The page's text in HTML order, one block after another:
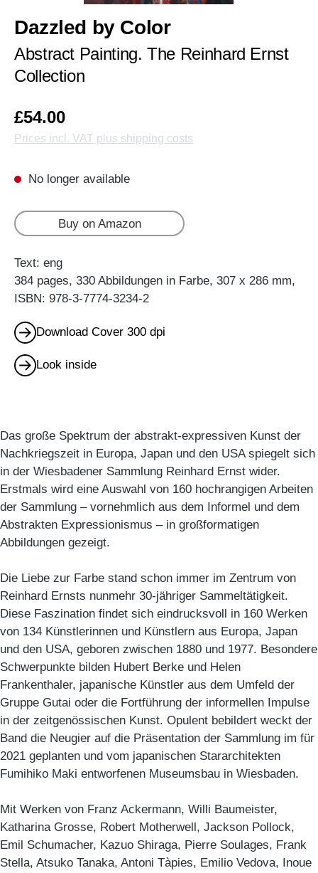
Dazzled by Color
Abstract Painting. The Reinhard Ernst
Collection
£54.00
Prices incl. VAT plus shipping costs
No longer available
Buy on Amazon
Text: eng
384 pages, 330 Abbildungen in Farbe, 307 x 286 mm,
ISBN: 978-3-7774-3234-2
Download Cover 300 dpi
Look inside
Das große Spektrum der abstrakt-expressiven Kunst der
Nachkriegszeit in Europa, Japan und den USA spiegelt sich
in der Wiesbadener Sammlung Reinhard Ernst wider.
Erstmals wird eine Auswahl von 160 hochrangigen Arbeiten
der Sammlung – vornehmlich aus dem Informel und dem
Abstrakten Expressionismus – in großformatigen
Abbildungen gezeigt.
Die Liebe zur Farbe stand schon immer im Zentrum von
Reinhard Ernsts nunmehr 30-jähriger Sammeltätigkeit.
Diese Faszination findet sich eindrucksvoll in 160 Werken
von 134 Künstlerinnen und Künstlern aus Europa, Japan
und den USA, geboren zwischen 1880 und 1977. Besondere
Schwerpunkte bilden Hubert Berke und Helen
Frankenthaler, japanische Künstler aus dem Umfeld der
Gruppe Gutai oder die Fortführung der informellen Impulse
in der zeitgenössischen Kunst. Opulent bebildert weckt der
Band die Neugier auf die Präsentation der Sammlung im für
2021 geplanten und vom japanischen Stararchitekten
Fumihiko Maki entworfenen Museumsbau in Wiesbaden.
Mit Werken von Franz Ackermann, Willi Baumeister,
Katharina Grosse, Robert Motherwell, Jackson Pollock,
Emil Schumacher, Kazuo Shiraga, Pierre Soulages, Frank
Stella, Atsuko Tanaka, Antoni Tàpies, Emilio Vedova, Inoue